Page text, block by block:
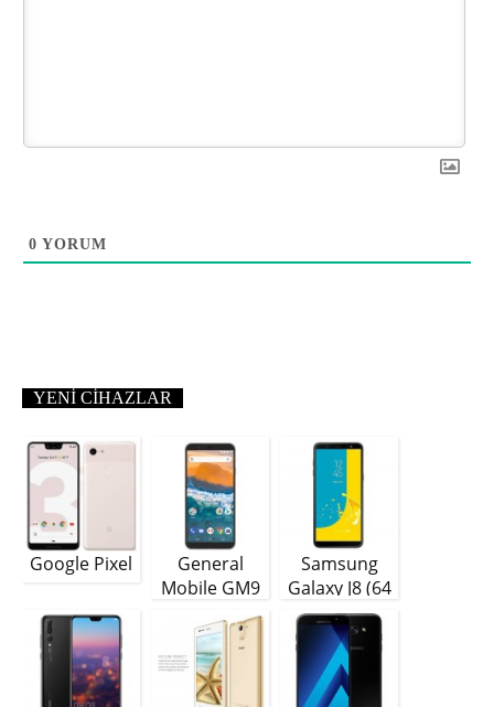
0 YORUM
YENI CIHAZLAR
Google Pixel
General
Mobile GM9
Samsung
Galaxy J8 (64
GB)